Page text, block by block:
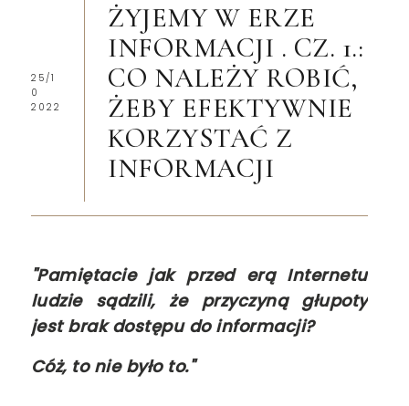
25/1
0
2022
ŻYJEMY W ERZE
INFORMACJI . CZ. 1.:
CO NALEŻY ROBIĆ,
ŻEBY EFEKTYWNIE
KORZYSTAĆ Z
INFORMACJI
"Pamiętacie jak przed erą Internetu
ludzie sądzili, że przyczyną głupoty
jest brak dostępu do informacji?
Cóż, to nie było to."